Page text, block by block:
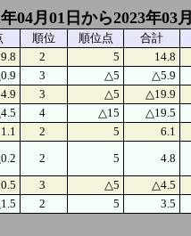
04月01日から2023年03
順位 順位点
合計
9.8 2 5
14.8
3 △5
△5.9
3 △5
△19.9
4 △15
△19.5
1.1 2 5
6.1
2 5
4.8
0.5 3 △5
△4.5
2 5 3.5